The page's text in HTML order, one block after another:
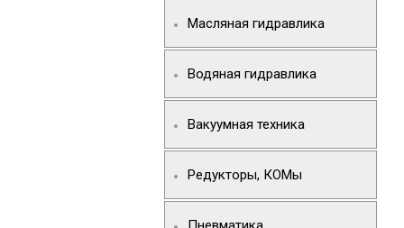
Масляная гидравлика
Водяная гидравлика
Вакуумная техника
Редукторы, КОМы